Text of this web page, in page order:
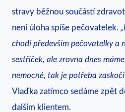
stravy běžnou součástí
není úloha spíše pečovatelek.
chodí především pečovatelky a
sestřiček, ale zrovna dnes
nemocné, tak je potřeba
Vlaďka zatímco sedáme zpět
dalším klientem.